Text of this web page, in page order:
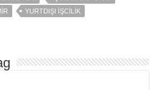
YURTDIŞI İŞCILIK